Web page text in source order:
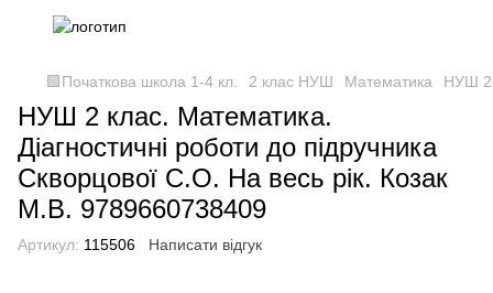
🟩Початкова школа 1-4 кл. 2 клас НУШ Математика НУШ 2
НУШ 2 клас. Математика.
Діагностичні роботи до підручника
Скворцової С.О. На весь рік. Козак
М.В. 9789660738409
Артикул: 115506 Написати відгук